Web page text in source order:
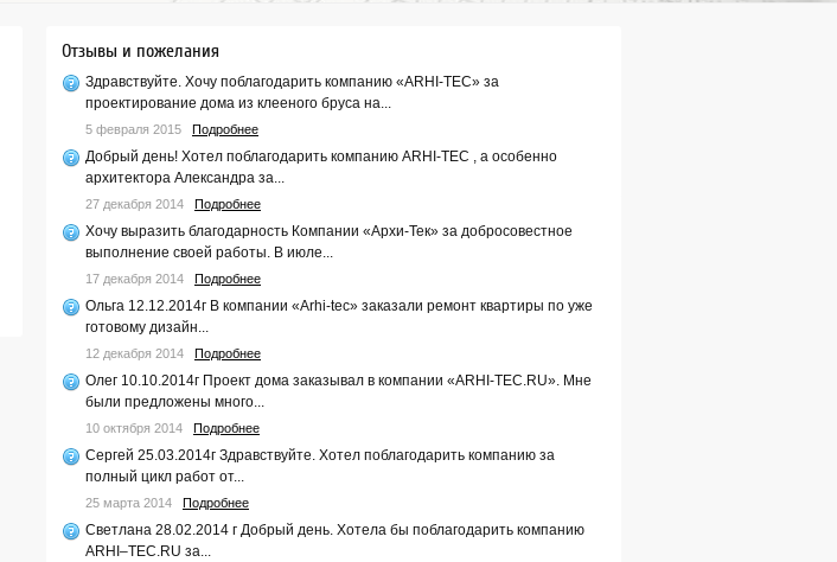
Отзывы и пожелания
Здравствуйте. Хочу поблагодарить компанию «ARHI-TEC» за
проектирование дома из клееного бруса на...
5 февраля 2015 Подробнее
Добрый день! Хотел поблагодарить компанию ARHI-TEC , а особенно
архитектора Александра за...
27 декабря 2014 Подробнее
Хочу выразить благодарность Компании «Архи-Тек» за добросовестное
выполнение своей работы. В июле...
17 декабря 2014 Подробнее
Ольга 12.12.2014г В компании «Arhi-tec» заказали ремонт квартиры по уже
готовому дизайн...
12 декабря 2014 Подробнее
Олег 10.10.2014г Проект дома заказывал в компании «ARHI-TEC.RU». Мне
были предложены много...
10 октября 2014 Подробнее
Сергей 25.03.2014г Здравствуйте. Хотел поблагодарить компанию за
полный цикл работ от...
25 марта 2014 Подробнее
Светлана 28.02.2014 г Добрый день. Хотела бы поблагодарить компанию
ARHI–TEC.RU за...